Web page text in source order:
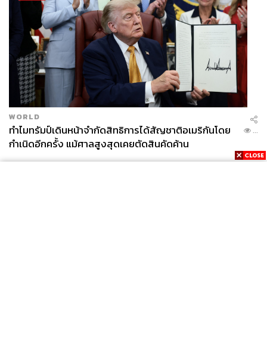
WORLD
ทำไมทรัมป์เดินหน้าจำกัดสิทธิการได้สัญชาติอเมริกันโดย
กำเนิดอีกครั้ง แม้ศาลสูงสุดเคยตัดสินคัดค้าน
...